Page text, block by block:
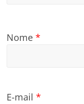
Nome*
E-mail*